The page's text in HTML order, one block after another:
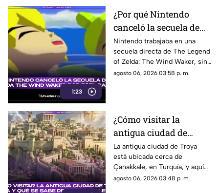
1:23
¿Por qué Nintendo
canceló la secuela de
Zelda The Wind
Waker? Aquí te
explicamos la razón
Nintendo trabajaba en una
secuela directa de The Legend
of Zelda: The Wind Waker, sin
embargo, fue cancelada. Aquí
agosto 06, 2026 03:58 p. m.
¿Cómo visitar la
antigua ciudad de
Troya en Turquía y qué
se sabe de su origen
legendario?
La antigua ciudad de Troya
está ubicada cerca de
Çanakkale, en Turquía, y aquí
te explicamos todos los
agosto 06, 2026 03:48 p. m.